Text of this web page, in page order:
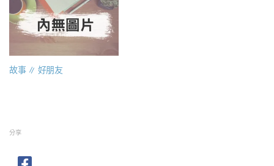
故事 ∥ 好朋友
分享